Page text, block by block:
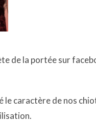
de la portée sur
caractère de nos